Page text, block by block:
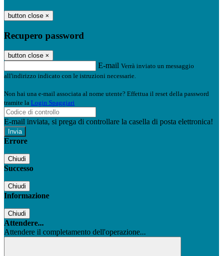
button close ×
Recupero password
button close ×
E-mail Verrà inviato un messaggio
all'indirizzo indicato con le istruzioni necessarie.
Non hai una e-mail associata al nome utente? Effettua il reset della password
tramite la Login Spaggiari
E-mail inviata, si prega di controllare la casella di posta elettronica!
Errore
Chiudi
Successo
Chiudi
Informazione
Chiudi
Attendere...
Attendere il completamento dell'operazione...